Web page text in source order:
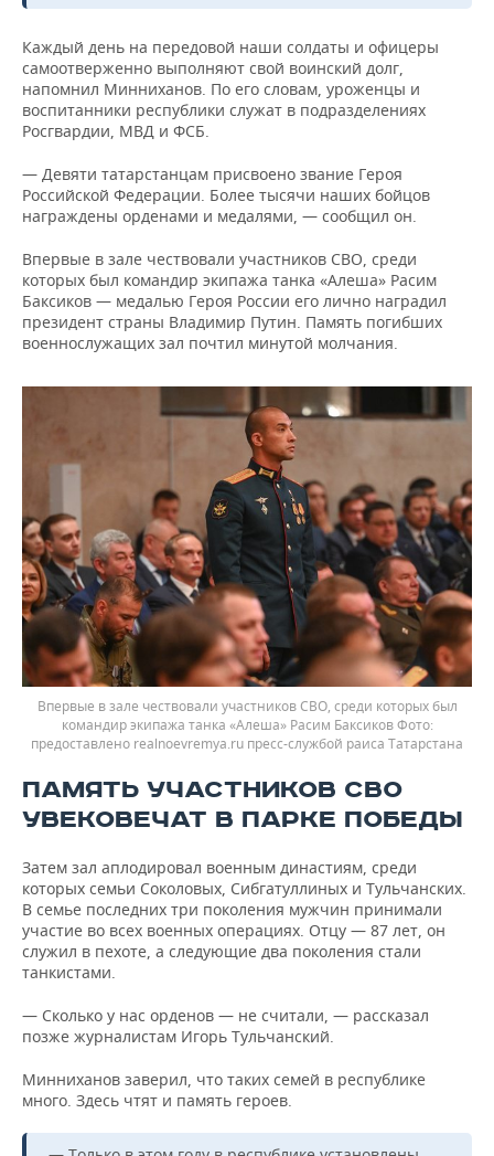
Каждый день на передовой наши солдаты и офицеры
самоотверженно выполняют свой воинский долг,
напомнил Минниханов. По его словам, уроженцы и
воспитанники республики служат в подразделениях
Росгвардии, МВД и ФСБ.
— Девяти татарстанцам присвоено звание Героя
Российской Федерации. Более тысячи наших бойцов
награждены орденами и медалями, — сообщил он.
Впервые в зале чествовали участников СВО, среди
которых был командир экипажа танка «Алеша» Расим
Баксиков — медалью Героя России его лично наградил
президент страны Владимир Путин. Память погибших
военнослужащих зал почтил минутой молчания.
Впервые в зале чествовали участников СВО, среди которых был
командир экипажа танка «Алеша» Расим Баксиков
предоставлено realnoevremya.ru пресс-службой раиса Татарстана
ПАМЯТЬ УЧАСТНИКОВ СВО
УВЕКОВЕЧАТ В ПАРКЕ ПОБЕДЫ
Затем зал аплодировал военным династиям, среди
которых семьи Соколовых, Сибгатуллиных и Тульчанских.
В семье последних три поколения мужчин принимали
участие во всех военных операциях. Отцу — 87 лет, он
служил в пехоте, а следующие два поколения стали
танкистами.
— Сколько у нас орденов — не считали, — рассказал
позже журналистам Игорь Тульчанский.
Минниханов заверил, что таких семей в республике
много. Здесь чтят и память героев.